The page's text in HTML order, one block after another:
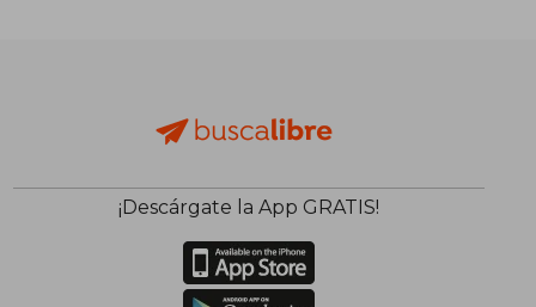
$ 110.26
¡Descárgate la App GRATIS!